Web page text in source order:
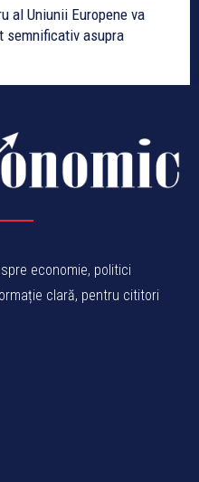
al Uniunii Europene va
semnificativ asupra
economie, politici
clară, pentru cititori